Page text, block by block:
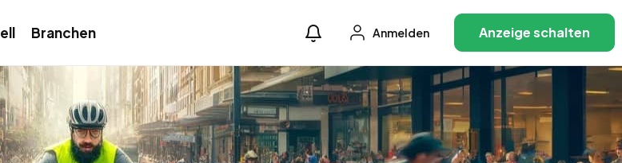
Branchen Anmelden Anzeige schalten